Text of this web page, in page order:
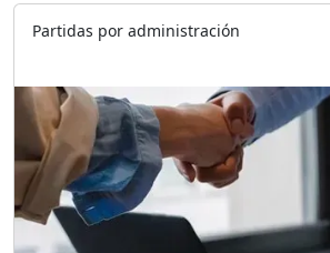
Partidas por administración